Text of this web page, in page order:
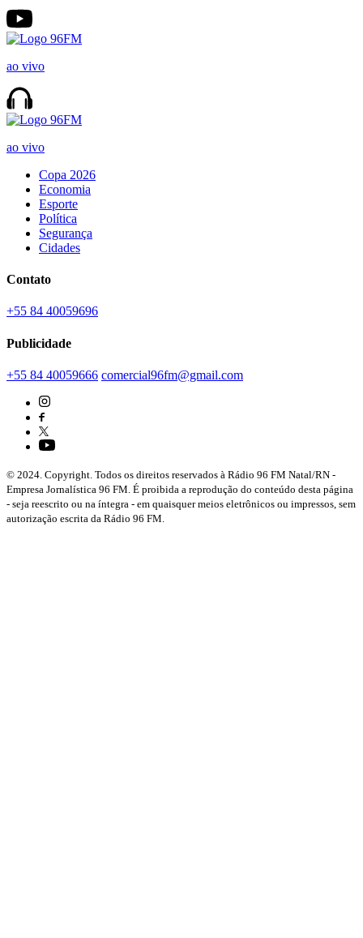
ao vivo
ao vivo
Copa 2026
Economia
Esporte
Política
Segurança
Cidades
Contato
+55 84 40059696
Publicidade
+55 84 40059666 comercial96fm@gmail.com
© 2024. Copyright. Todos os direitos reservados à Rádio 96 FM Natal/RN -
Empresa Jornalística 96 FM. É proibida a reprodução do conteúdo desta página
- seja reescrito ou na íntegra - em quaisquer meios eletrônicos ou impressos, sem
autorização escrita da Rádio 96 FM.